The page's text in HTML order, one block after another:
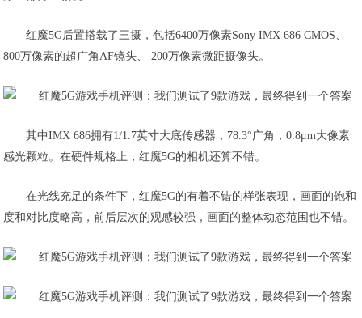
红魔5G后置搭载了三摄，包括6400万像素Sony IMX 686 CMOS、
800万像素的超广角AF镜头、 200万像素微距摄像头。
其中IMX 686拥有1/1.7英寸大底传感器，78.3°广角，0.8μm大像素
感光颗粒。在硬件规格上，红魔5G的相机还算不错。
在光线充足的条件下，红魔5G的有着不错的样张表现，画面的饱和
度和对比度略高，前后层次的观感较强，画面的整体动态范围也不错。